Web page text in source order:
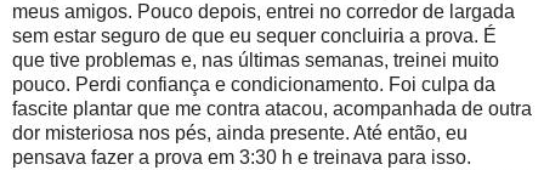
meus amigos. Pouco depois, entrei no corredor de largada
sem estar seguro de que eu sequer concluiria a prova. É
que tive problemas e, nas últimas semanas, treinei muito
pouco. Perdi confiança e condicionamento. Foi culpa da
fascite plantar que me contra atacou, acompanhada de outra
dor misteriosa nos pés, ainda presente. Até então, eu
pensava fazer a prova em 3:30 h e treinava para isso.